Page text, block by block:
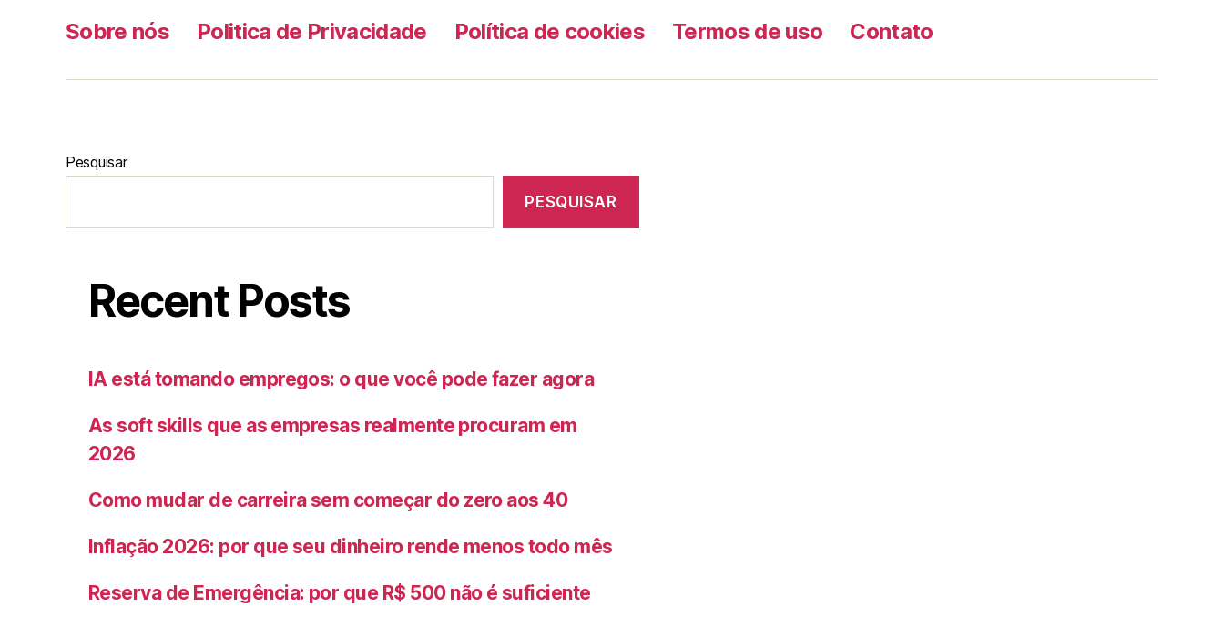
Sobre nós Politica de Privacidade Política de cookies Termos de uso Contato
Pesquisar
PESQUISAR
Recent Posts
IA está tomando empregos: o que você pode fazer agora
As soft skills que as empresas realmente procuram em
2026
Como mudar de carreira sem começar do zero aos 40
Inflação 2026: por que seu dinheiro rende menos todo mês
Reserva de Emergência: por que R$ 500 não é suficiente